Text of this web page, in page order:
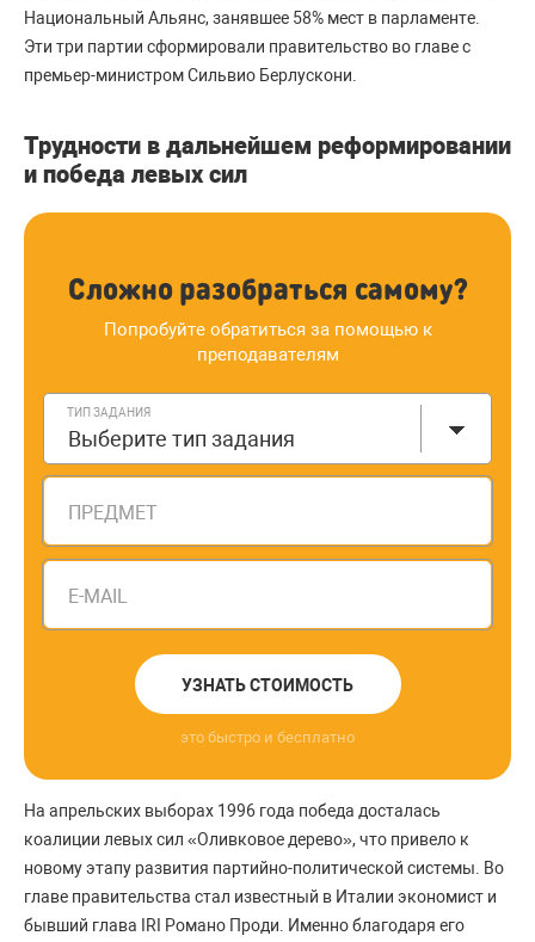
Национальный Альянс, занявшее 58% мест в парламенте.
Эти три партии сформировали правительство во главе с
премьер-министром Сильвио Берлускони.
Трудности в дальнейшем реформировании
и победа левых сил
Сложно разобраться самому?
Попробуйте обратиться за помощью к
преподавателям
ТИП ЗАДАНИЯ
Выберите тип задания
ПРЕДМЕТ
E-MAIL
УЗНАТЬ СТОИМОСТЬ
это быстро и бесплатно
На апрельских выборах 1996 года победа досталась
коалиции левых сил «Оливковое дерево», что привело к
новому этапу развития партийно-политической системы. Во
главе правительства стал известный в Италии экономист и
бывший глава IRI Романо Проди. Именно благодаря его